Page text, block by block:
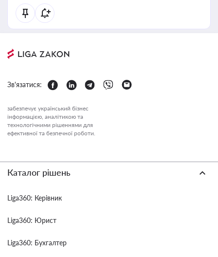
Зв'язатися:
забезпечує український бізнес
інформацією, аналітикою та
технологічними рішеннями для
ефективної та безпечної роботи.
Каталог рішень
Liga360: Керівник
Liga360: Юрист
Liga360: Бухгалтер